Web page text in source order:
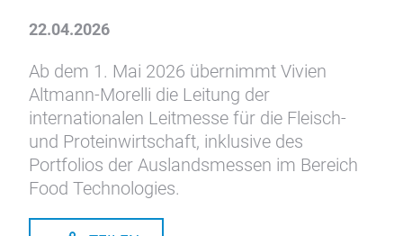
22.04.2026
Ab dem 1. Mai 2026 übernimmt Vivien
Altmann-Morelli die Leitung der
internationalen Leitmesse für die Fleisch-
und Proteinwirtschaft, inklusive des
Portfolios der Auslandsmessen im Bereich
Food Technologies.